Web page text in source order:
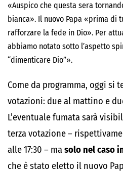
«Auspico che questa sera
bianca». Il nuovo Papa «prima di
rafforzare la fede in Dio». Per
abbiamo notato sotto l’aspetto
“dimenticare Dio”».
Come da programma, oggi si
votazioni: due al mattino e
L’eventuale fumata sarà
terza votazione –
alle 17:30 – ma solo nel caso
che è stato eletto il nuovo